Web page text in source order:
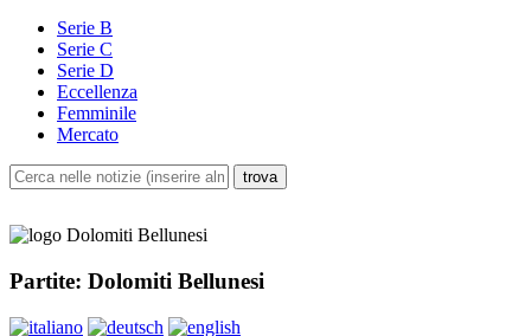
Serie B
Serie C
Serie D
Eccellenza
Femminile
Mercato
Partite: Dolomiti Bellunesi